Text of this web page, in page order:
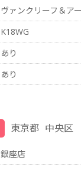
ヴァンクリーフ＆ア
K18WG
あり
あり
東京都 中央区
銀座店